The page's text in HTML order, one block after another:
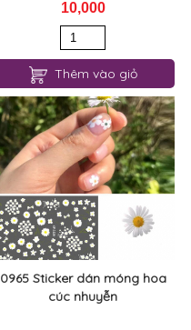
10,000
Thêm vào giỏ
0965 Sticker dán móng hoa
cúc nhuyễn